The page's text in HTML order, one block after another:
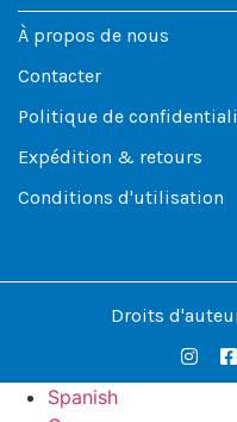
À propos de nous
Contacter
Politique de
Expédition & retours
Conditions d'utilisation
Droits
Spanish